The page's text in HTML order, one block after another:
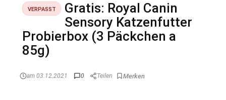
VERPASST
Gratis: Royal Canin
Sensory Katzenfutter
Probierbox (3 Päckchen a
85g)
am 03.12.2021 0 Teilen